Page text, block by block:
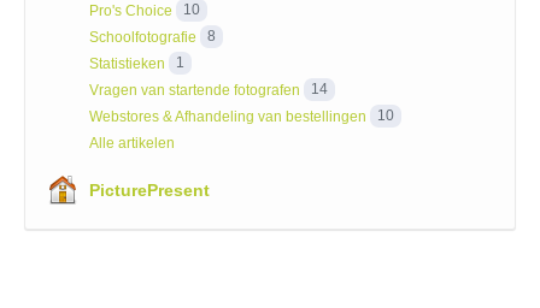
Pro's Choice
10
Schoolfotografie
8
Statistieken
1
Vragen van startende fotografen
14
Webstores & Afhandeling van bestellingen
10
Alle artikelen
PicturePresent